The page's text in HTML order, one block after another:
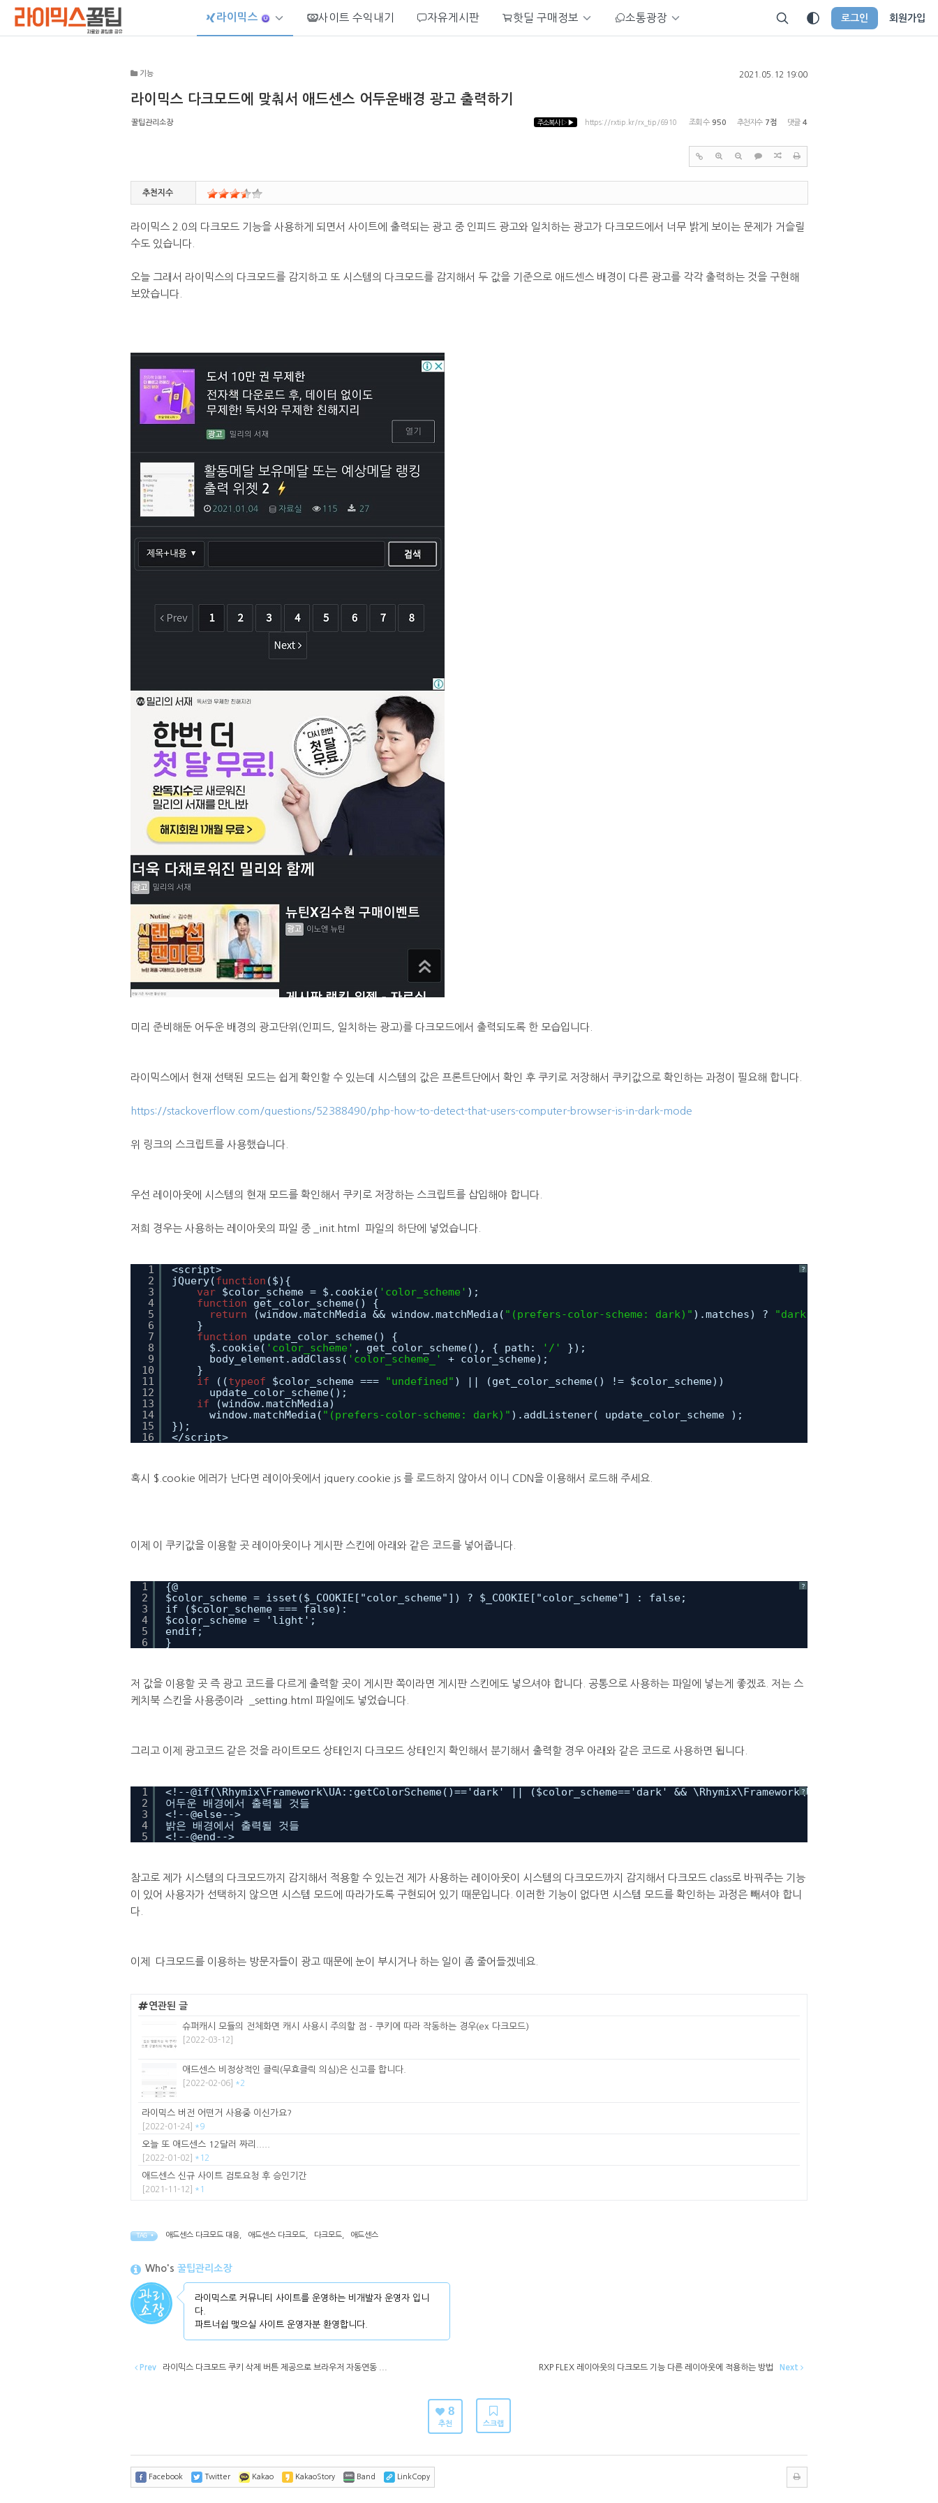
라이믹스 사이트 수익내기 자유게시판 핫딜 구매정보 소통광장 로그인 회원가입
기능 2021.05.12 19:00
라이믹스 다크모드에 맞춰서 애드센스 어두운배경 광고 출력하기
꿀팁관리소장 주소복사 ▷▶ https://rxtip.kr/rx_tip/6910 조회 수 950 추천지수 7점 댓글 4
추천지수
라이믹스 2.0의 다크모드 기능을 사용하게 되면서 사이트에 출력되는 광고 중 인피드 광고와 일치하는 광고가 다크모드에서 너무 밝게 보이는 문제가 거슬릴
수도 있습니다.
오늘 그래서 라이믹스의 다크모드를 감지하고 또 시스템의 다크모드를 감지해서 두 값을 기준으로 애드센스 배경이 다른 광고를 각각 출력하는 것을 구현해
보았습니다.
미리 준비해둔 어두운 배경의 광고단위(인피드, 일치하는 광고)를 다크모드에서 출력되도록 한 모습입니다.
라이믹스에서 현재 선택된 모드는 쉽게 확인할 수 있는데 시스템의 값은 프론트단에서 확인 후 쿠키로 저장해서 쿠키값으로 확인하는 과정이 필요해 합니다.
https://stackoverflow.com/questions/52388490/php-how-to-detect-that-users-computer-browser-is-in-dark-mode
위 링크의 스크립트를 사용했습니다.
우선 레이아웃에 시스템의 현재 모드를 확인해서 쿠키로 저장하는 스크립트를 삽입해야 합니다.
저희 경우는 사용하는 레이아웃의 파일 중 _init.html 파일의 하단에 넣었습니다.
?
1
2
3
4
5
6
7
8
9
10
11
12
13
14
15
16
<script>
jQuery(function ($){
var $color_scheme = $.cookie( 'color_scheme' );
function
get_color_scheme() {
return
(window.matchMedia && window.matchMedia( "(prefers-color-scheme: dark)" ).matches) ? "dark"
}
function
update_color_scheme() {
$.cookie( 'color_scheme' , get_color_scheme(), { path: '/'
});
body_element.addClass( 'color_scheme_'
+ color_scheme);
}
if
((typeof $color_scheme === "undefined" ) || (get_color_scheme() != $color_scheme))
update_color_scheme();
if
(window.matchMedia)
window.matchMedia( "(prefers-color-scheme: dark)" ).addListener( update_color_scheme );
});
</script>
혹시 $.cookie 에러가 난다면 레이아웃에서 jquery.cookie.js 를 로드하지 않아서 이니 CDN을 이용해서 로드해 주세요.
이제 이 쿠키값을 이용할 곳 레이아웃이나 게시판 스킨에 아래와 같은 코드를 넣어줍니다.
?
1
2
3
4
5
6
{@
$color_scheme = isset($_COOKIE["color_scheme"]) ? $_COOKIE["color_scheme"] : false;
if ($color_scheme === false):
$color_scheme = 'light';
endif;
}
저 값을 이용할 곳 즉 광고 코드를 다르게 출력할 곳이 게시판 쪽이라면 게시판 스킨에도 넣으셔야 합니다. 공통으로 사용하는 파일에 넣는게 좋겠죠. 저는 스
케치북 스킨을 사용중이라 _setting.html 파일에도 넣었습니다.
그리고 이제 광고코드 같은 것을 라이트모드 상태인지 다크모드 상태인지 확인해서 분기해서 출력할 경우 아래와 같은 코드로 사용하면 됩니다.
?
1
2
3
4
5
<!--@if(\Rhymix\Framework\UA::getColorScheme()=='dark' || ($color_scheme=='dark' &&
어두운 배경에서 출력될 것들
<!--@else-->
밝은 배경에서 출력될 것들
<!--@end-->
참고로 제가 시스템의 다크모드까지 감지해서 적용할 수 있는건 제가 사용하는 레이아웃이 시스템의 다크모드까지 감지해서 다크모드 class로 바꿔주는 기능
이 있어 사용자가 선택하지 않으면 시스템 모드에 따라가도록 구현되어 있기 때문입니다. 이러한 기능이 없다면 시스템 모드를 확인하는 과정은 빼셔야 합니
다.
이제 다크모드를 이용하는 방문자들이 광고 때문에 눈이 부시거나 하는 일이 좀 줄어들겠네요.
연관된 글
슈퍼캐시 모듈의 전체화면 캐시 사용시 주의할 점 - 쿠키에 따라 작동하는 경우(ex 다크모드)
[2022-03-12]
애드센스 비정상적인 클릭(무효클릭 의심)은 신고를 합니다.
[2022-02-06] *2
라이믹스 버전 어떤거 사용중 이신가요?
[2022-01-24] *9
오늘 또 애드센스 12달러 짜리.....
[2022-01-02] *12
애드센스 신규 사이트 검토요청 후 승인기간
[2021-11-12] *1
TAG • 애드센스 다크모드 대응 애드센스 다크모드 다크모드 애드센스
Who's 꿀팁관리소장
라이믹스로 커뮤니티 사이트를 운영하는 비개발자 운영자 입니
다.
파트너쉽 맺으실 사이트 운영자분 환영합니다.
Prev 라이믹스 다크모드 쿠키 삭제 버튼 제공으로 브라우저 자동연동 ... RXP FLEX 레이아웃의 다크모드 기능 다른 레이아웃에 적용하는 방법 Next
8
추천 스크랩
Facebook Twitter Kakao KakaoStory Band LinkCopy
Sketchbook5, 스케치북5